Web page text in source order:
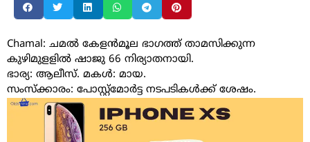
Chamal: ചമൽ കേളൻമൂല ഭാഗത്ത് താമസിക്കുന്ന
കുഴിമുളളിൽ ഷാജു 66 നിര്യാതനായി.
ഭാര്യ: ആലീസ്. മകൾ: മായ.
സംസ്ക്കാരം: പോസ്റ്റ്മോർട്ട നടപടികൾക്ക് ശേഷം.